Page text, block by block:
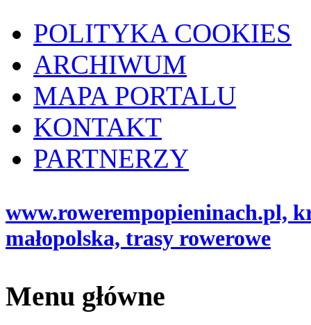
POLITYKA COOKIES
ARCHIWUM
MAPA PORTALU
KONTAKT
PARTNERZY
www.rowerempopieninach.pl,
małopolska, trasy rowerowe
Menu główne